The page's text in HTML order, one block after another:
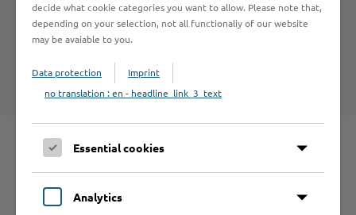
Hinweise zum Haftungsausschluß bei Links zu anderen
Internet-Seiten entnehmen Sie bitte den
Nutzungsbedingungen
Schnelleinstieg
Seite auswählen
decide what cookie categories you want to allow. Please note that,
depending on your selection, not all functionaliy of our website
may be avaiable to you.
Data protection
Imprint
no translation : en - headline_link_3_text
Essential cookies
Analytics